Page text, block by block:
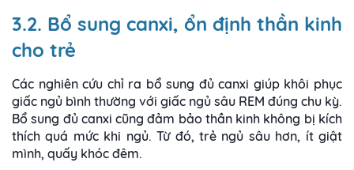
3.2. Bổ sung canxi, ổn định thần kinh
cho trẻ
Các nghiên cứu chỉ ra bổ sung đủ canxi giúp khôi phục
giấc ngủ bình thường với giấc ngủ sâu REM đúng chu kỳ.
Bổ sung đủ canxi cũng đảm bảo thần kinh không bị kích
thích quá mức khi ngủ. Từ đó, trẻ ngủ sâu hơn, ít giật
mình, quấy khóc đêm.